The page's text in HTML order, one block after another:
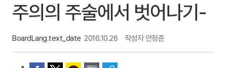
주의의 주술에서 벗어나기-
BoardLang.text_date 2016.10.26 작성자안정준